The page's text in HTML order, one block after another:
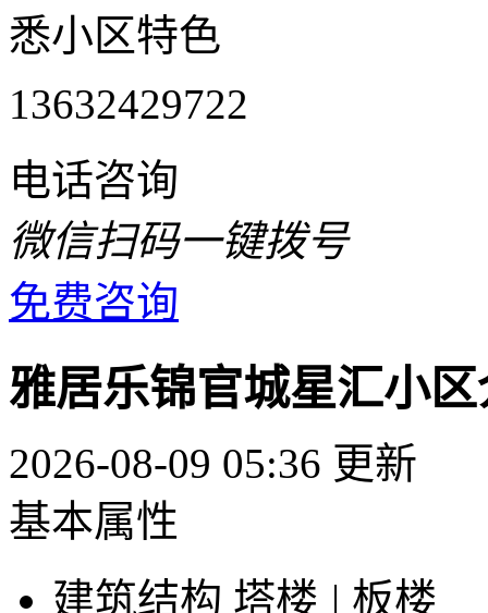
悉小区特色
13632429722
电话咨询
微信扫码一键拨号
免费咨询
雅居乐锦官城星汇小
2026-08-09 05:36 更新
基本属性
建筑结构 塔楼 | 板楼